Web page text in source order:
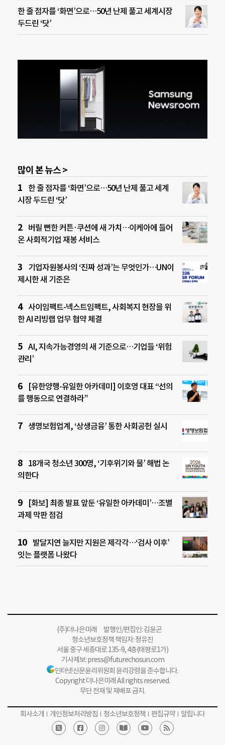
한 줄 점자를 ‘화면’으로…50년 난제 풀고 세계시장
두드린 ‘닷’
많이 본 뉴스 >
한 줄 점자를 ‘화면’으로…50년 난제 풀고 세계
시장 두드린 ‘닷’
버릴 뻔한 커튼·쿠션에 새 가치…이케아에 들어
온 사회적기업 재봉 서비스
기업자원봉사의 ‘진짜 성과’는 무엇인가…UN이
제시한 새 기준은
사이임팩트-넥스트임팩트, 사회복지 현장을 위
한 AI 리빙랩 업무 협약 체결
AI, 지속가능경영의 새 기준으로…기업들 ‘위험
관리’
[유한양행-유일한 아카데미] 이호영 대표 “선의
를 행동으로 연결하라”
생명보험업계, ‘상생금융’ 통한 사회공헌 실시
18개국 청소년 300명, ‘기후위기와 물’ 해법 논
의한다
[화보] 최종 발표 앞둔 ‘유일한 아카데미’…조별
과제 막판 점검
발달지연 늘지만 지원은 제각각…‘검사 이후’
잇는 플랫폼 나왔다
(주)더나은미래 발행인/편집인: 김윤곤
청소년보호정책 책임자: 정유진
서울 중구 세종대로 135-9, 4층(태평로1가)
기사제보:press@futurechosun.com
인터넷신문윤리위원회 윤리강령을 준수합니다.
Copyright 더나은미래 All rights reserved.
무단 전재 및 재배포 금지.
회사소개 개인정보처리방침 청소년보호정책 편집규약 알립니다